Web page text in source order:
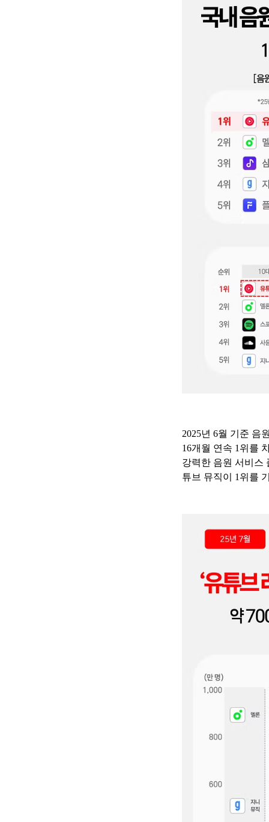
2025년 6월 기준 음
16개월 연속 1위를
강력한 음원 서비스
튜브 뮤직이 1위를